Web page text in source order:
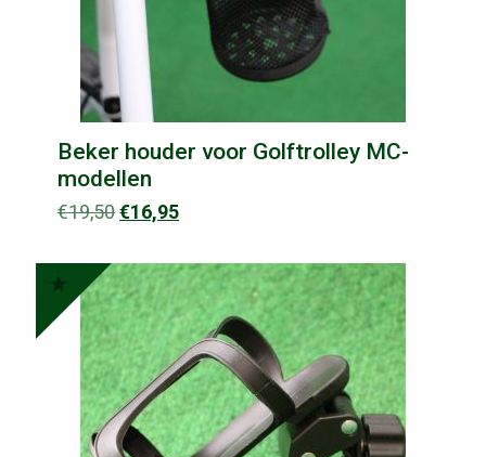
Beker houder voor Golftrolley MC-
modellen
€19,50Oorspronkelijke
was:
€19,50.
€16,95Huidige
is:
€16,95.